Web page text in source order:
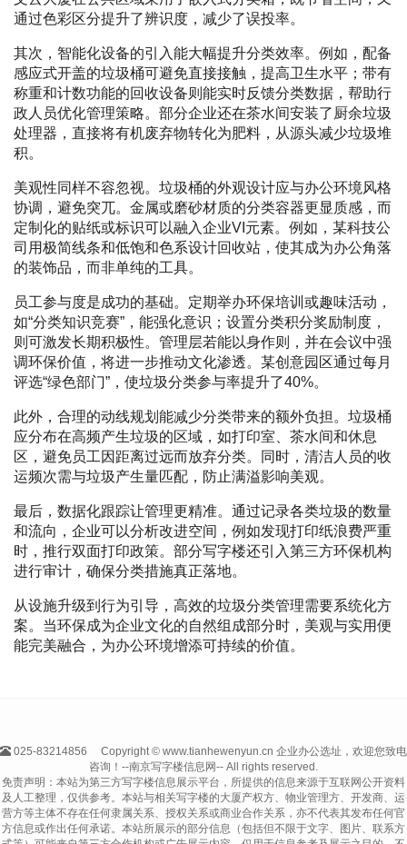
通过色彩区分提升了辨识度，减少了误投率。
其次，智能化设备的引入能大幅提升分类效率。例如，配备
感应式开盖的垃圾桶可避免直接接触，提高卫生水平；带有
称重和计数功能的回收设备则能实时反馈分类数据，帮助行
政人员优化管理策略。部分企业还在茶水间安装了厨余垃圾
处理器，直接将有机废弃物转化为肥料，从源头减少垃圾堆
积。
美观性同样不容忽视。垃圾桶的外观设计应与办公环境风格
协调，避免突兀。金属或磨砂材质的分类容器更显质感，而
定制化的贴纸或标识可以融入企业VI元素。例如，某科技公
司用极简线条和低饱和色系设计回收站，使其成为办公角落
的装饰品，而非单纯的工具。
员工参与度是成功的基础。定期举办环保培训或趣味活动，
如“分类知识竞赛”，能强化意识；设置分类积分奖励制度，
则可激发长期积极性。管理层若能以身作则，并在会议中强
调环保价值，将进一步推动文化渗透。某创意园区通过每月
评选“绿色部门”，使垃圾分类参与率提升了40%。
此外，合理的动线规划能减少分类带来的额外负担。垃圾桶
应分布在高频产生垃圾的区域，如打印室、茶水间和休息
区，避免员工因距离过远而放弃分类。同时，清洁人员的收
运频次需与垃圾产生量匹配，防止满溢影响美观。
最后，数据化跟踪让管理更精准。通过记录各类垃圾的数量
和流向，企业可以分析改进空间，例如发现打印纸浪费严重
时，推行双面打印政策。部分写字楼还引入第三方环保机构
进行审计，确保分类措施真正落地。
从设施升级到行为引导，高效的垃圾分类管理需要系统化方
案。当环保成为企业文化的自然组成部分时，美观与实用便
能完美融合，为办公环境增添可持续的价值。
025-83214856
Copyright © www.tianhewenyun.cn 企业办公选址，欢迎您致电
咨询！--南京写字楼信息网-- All rights reserved.
免责声明：本站为第三方写字楼信息展示平台，所提供的信息来源于互联网公开资料
及人工整理，仅供参考。本站与相关写字楼的大厦产权方、物业管理方、开发商、运
营方等主体不存在任何隶属关系、授权关系或商业合作关系，亦不代表其发布任何官
方信息或作出任何承诺。本站所展示的部分信息（包括但不限于文字、图片、联系方